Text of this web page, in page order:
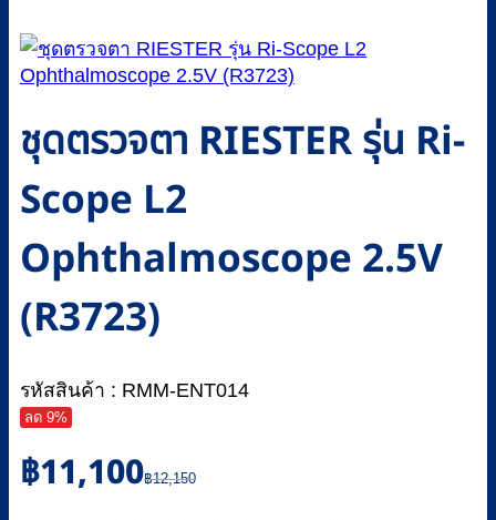
ชุดตรวจตา RIESTER รุ่น Ri-
Scope L2
Ophthalmoscope 2.5V
(R3723)
รหัสสินค้า : RMM-ENT014
ลด 9%
฿12,150
Original
price
฿11,100
Current
price